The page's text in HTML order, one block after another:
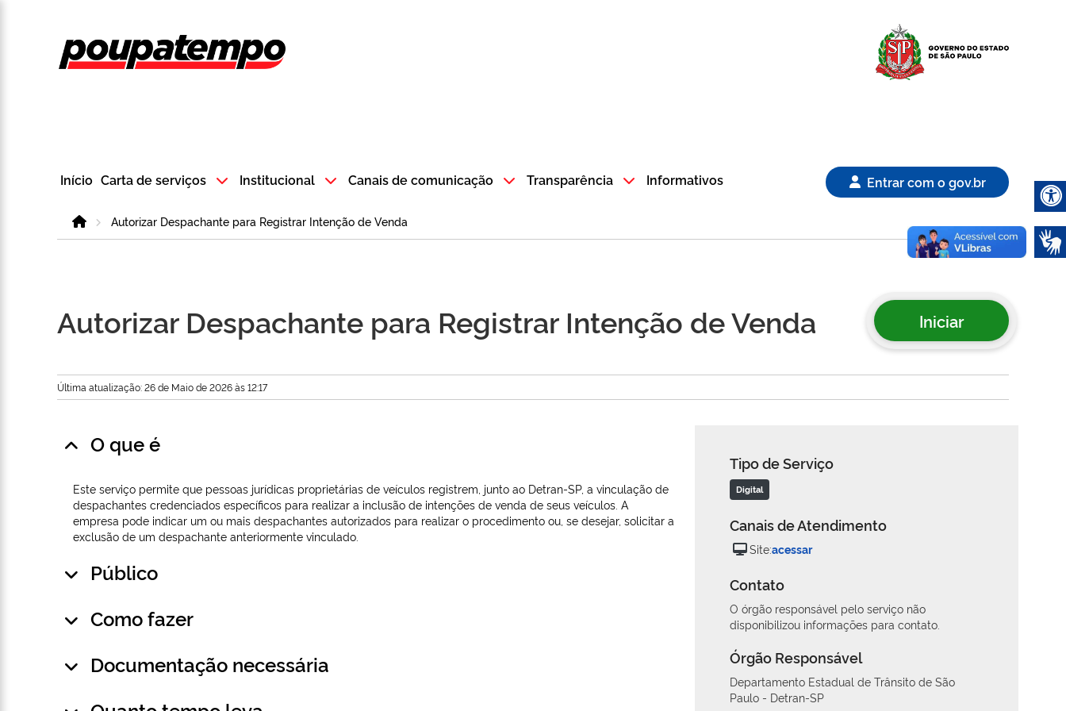
Logo do Poupatempo SP GOV BR direciona para a página inicial
Início Carta de serviços Institucional Canais de comunicação Transparência Informativos Entrar com o gov.br
HomeAutorizar Despachante para Registrar Intenção de Venda
Autorizar Despachante para Registrar Intenção de Venda Iniciar
Última atualização: 26 de Maio de 2026 às 12:17
O que é
Este serviço permite que pessoas jurídicas proprietárias de veículos registrem, junto ao Detran-SP, a vinculação de
despachantes credenciados específicos para realizar a inclusão de intenções de venda de seus veículos. A
empresa pode indicar um ou mais despachantes autorizados para realizar o procedimento ou, se desejar, solicitar a
exclusão de um despachante anteriormente vinculado.
Público
Como fazer
Documentação necessária
Tipo de Serviço
Digital
Canais de Atendimento
Site:acessar
Contato
O órgão responsável pelo serviço não
disponibilizou informações para contato.
Órgão Responsável
Departamento Estadual de Trânsito de São
Paulo - Detran-SP